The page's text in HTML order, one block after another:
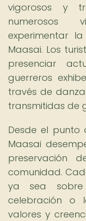
vigorosos y
numerosos
experimentar
Maasai. Los
presenciar
guerreros
través de
transmitidas de
Desde el punto
Maasai
preservación
comunidad.
ya sea
celebración o
valores y